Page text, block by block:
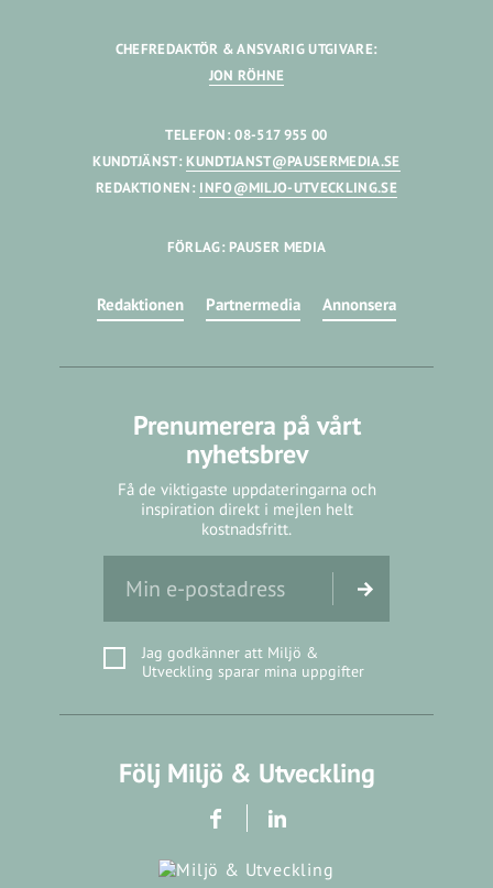
CHEFREDAKTÖR & ANSVARIG UTGIVARE:
JON RÖHNE
TELEFON: 08-517 955 00
KUNDTJÄNST: KUNDTJANST@PAUSERMEDIA.SE
REDAKTIONEN: INFO@MILJO-UTVECKLING.SE
FÖRLAG: PAUSER MEDIA
Redaktionen Partnermedia Annonsera
Prenumerera på vårt
nyhetsbrev
Få de viktigaste uppdateringarna och
inspiration direkt i mejlen helt
kostnadsfritt.
Jag godkänner att Miljö &
Utveckling sparar mina uppgifter
Följ Miljö & Utveckling